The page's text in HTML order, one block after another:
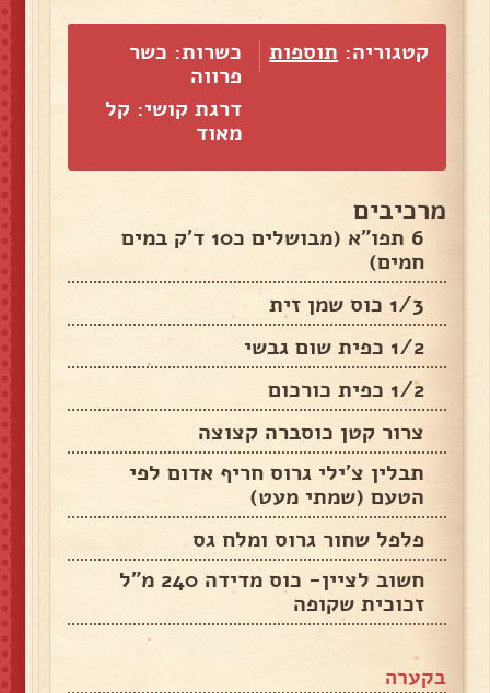
קטגוריה: תוספות
כשרות: כשר
פרווה
דרגת קושי: קל
מאוד
מרכיבים
6 תפו"א (מבושלים כ10 ד'ק במים
חמים)
1/3 כוס שמן זית
1/2 כפית שום גבשי
1/2 כפית כורכום
צרור קטן כוסברה קצוצה
תבלין צ'ילי גרוס חריף אדום לפי
הטעם (שמתי מעט)
פלפל שחור גרוס ומלח גס
חשוב לציין- כוס מדידה 240 מ"ל
זכוכית שקופה
בקערה